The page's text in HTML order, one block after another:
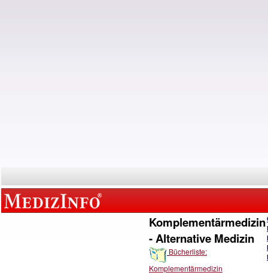
Komplementärmedizin
- Alternative Medizin
Bücherliste:
Komplementärmedizin